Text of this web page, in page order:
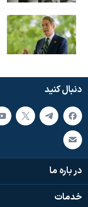
دنبال کنید
در باره ما
خدمات